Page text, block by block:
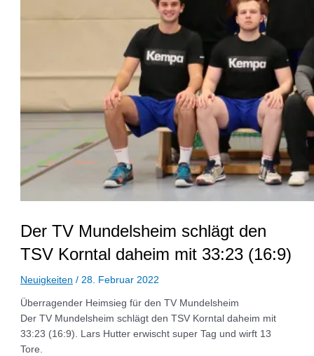
Der TV Mundelsheim schlägt den
TSV Korntal daheim mit 33:23 (16:9)
Neuigkeiten / 28. Februar 2022
Überragender Heimsieg für den TV Mundelsheim
Der TV Mundelsheim schlägt den TSV Korntal daheim mit
33:23 (16:9). Lars Hutter erwischt super Tag und wirft 13
Tore.